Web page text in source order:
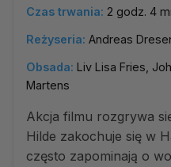
Czas trwania: 2 godz. 4
Reżyseria: Andreas
Obsada: Liv Lisa Fries,
Martens
Akcja filmu rozgrywa
Hilde zakochuje się w
często zapominają o